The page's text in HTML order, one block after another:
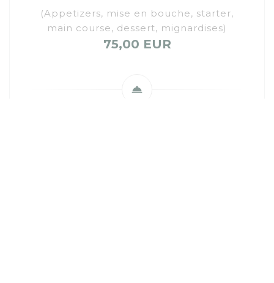
(Appetizers, mise en bouche, starter,
main course, dessert, mignardises)
75,00 EUR